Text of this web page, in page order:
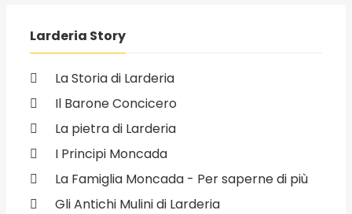
Larderia Story
La Storia di Larderia
Il Barone Concicero
La pietra di Larderia
I Principi Moncada
La Famiglia Moncada - Per saperne di più
Gli Antichi Mulini di Larderia